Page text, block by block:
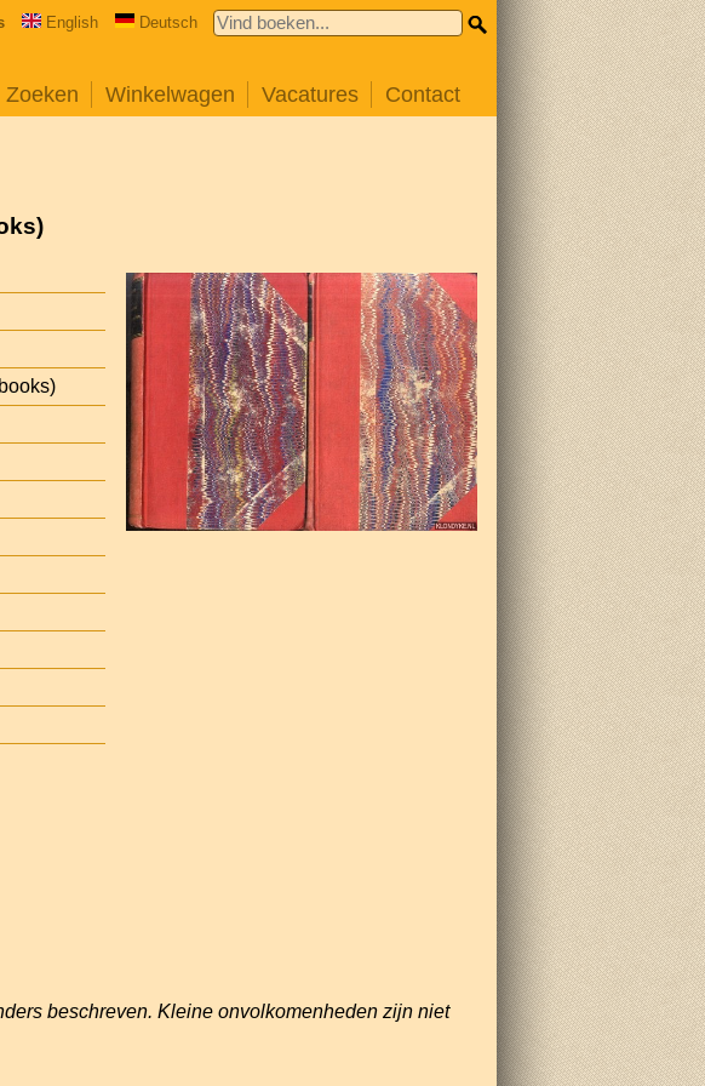
English Deutsch
Zoeken Winkelwagen Vacatures Contact
beschreven. Kleine onvolkomenheden zijn niet